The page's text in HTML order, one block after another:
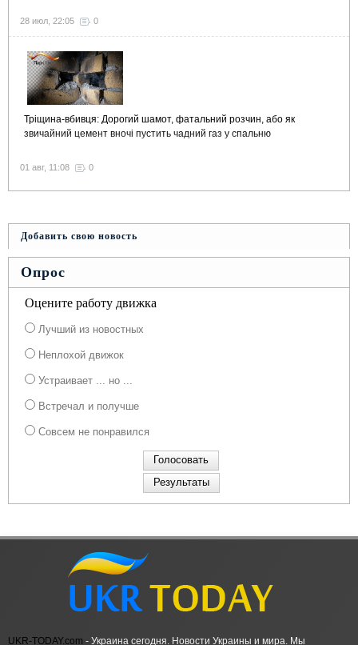
28 июл, 22:05 0
Тріщина-вбивця: Дорогий шамот, фатальний розчин, або як
звичайний цемент вночі пустить чадний газ у спальню
01 авг, 11:08 0
Добавить свою новость
Опрос
Оцените работу движка
Лучший из новостных
Неплохой движок
Устраивает ... но ...
Встречал и получше
Совсем не понравился
UKR-TODAY.com - Украина сегодня. Новости Украины и мира. Мы